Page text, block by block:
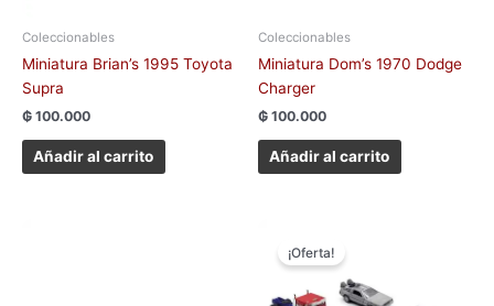
Coleccionables
Miniatura Brian’s 1995 Toyota
Supra
₲ 100.000
Añadir al carrito
Coleccionables
Miniatura Dom’s 1970 Dodge
Charger
₲ 100.000
Añadir al carrito
¡Oferta!
original
era:
₲ 1.000.000.